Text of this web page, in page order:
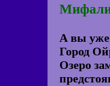
А вы уже
Город
Озеро